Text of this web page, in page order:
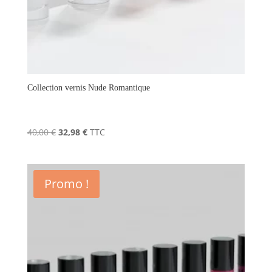
Collection vernis Nude Romantique
40,00€ Le
était :
40,00 €.
32,98 €Le
est :
32,98 €.
TTC
Promo !